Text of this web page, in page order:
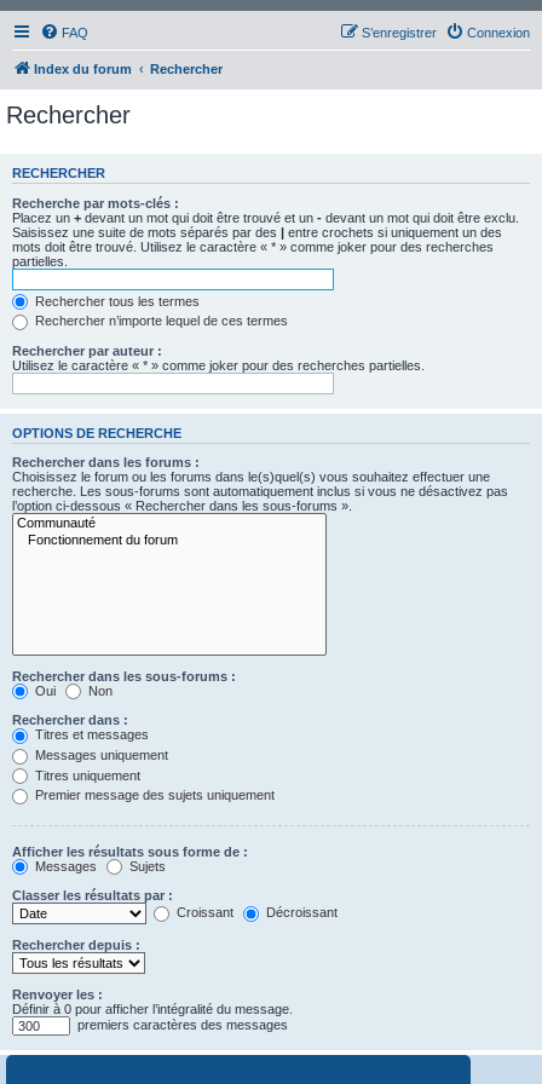
FAQ Connexion
S’enregistrer
Index du forum Rechercher
Rechercher
RECHERCHER
Recherche par mots-clés :
Placez un + devant un mot qui doit être trouvé et un - devant un mot qui doit être exclu.
Saisissez une suite de mots séparés par des | entre crochets si uniquement un des
mots doit être trouvé. Utilisez le caractère « * » comme joker pour des recherches
partielles.
Rechercher tous les termes
Rechercher n’importe lequel de ces termes
Rechercher par auteur :
Utilisez le caractère « * » comme joker pour des recherches partielles.
OPTIONS DE RECHERCHE
Rechercher dans les forums :
Choisissez le forum ou les forums dans le(s)quel(s) vous souhaitez effectuer une
recherche. Les sous-forums sont automatiquement inclus si vous ne désactivez pas
l’option ci-dessous « Rechercher dans les sous-forums ».
Rechercher dans les sous-forums :
Oui
Non
Rechercher dans :
Titres et messages
Messages uniquement
Titres uniquement
Premier message des sujets uniquement
Afficher les résultats sous forme de :
Messages
Sujets
Classer les résultats par :
Croissant
Décroissant
Rechercher depuis :
Renvoyer les :
Définir à 0 pour afficher l’intégralité du message.
premiers caractères des messages